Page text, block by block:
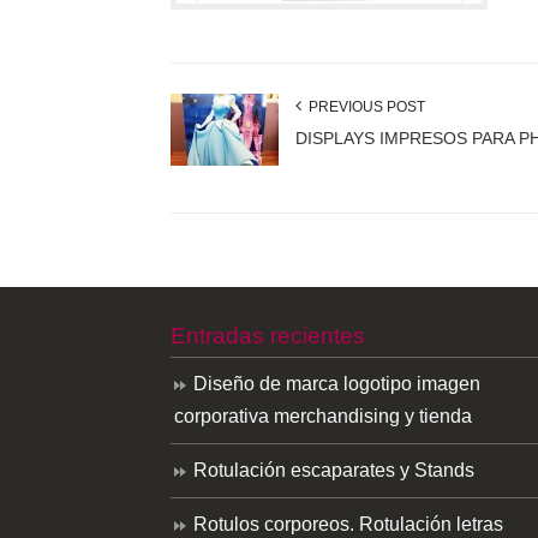
PREVIOUS POST
DISPLAYS IMPRESOS PARA
Entradas recientes
Diseño de marca logotipo imagen
corporativa merchandising y tienda
Rotulación escaparates y Stands
Rotulos corporeos. Rotulación letras